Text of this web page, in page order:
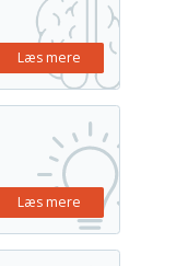
Læs mere
Læs mere